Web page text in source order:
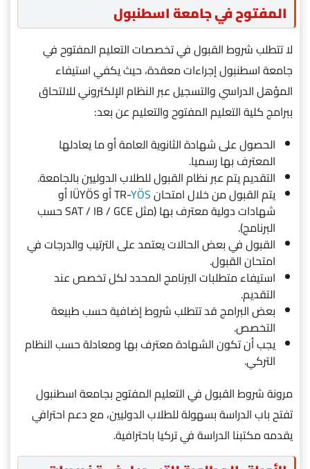
المفتوح في جامعة اسطنبول
لا تتطلب شروط القبول في تخصصات التعليم المفتوح في
جامعة اسطنبول إجراءات معقدة، حيث يكفي استيفاء
المؤهل الدراسي والتسجيل عبر النظام الإلكتروني للالتحاق
ببرامج كلية التعليم المفتوح والتعليم عن بعد:
الحصول على شهادة الثانوية العامة أو ما يعادلها
المعترف بها رسميا.
التقديم يتم عبر نظام القبول للطلاب الدوليين بالجامعة.
يتم القبول من خلال امتحان TR-YÖS
أو IÜYÖS أو
شهادات دولية معترف بها (مثل SAT / IB / GCE حسب
البرنامج).
القبول في بعض الحالات يعتمد على الترتيب والدرجات في
امتحان القبول.
استيفاء متطلبات البرنامج المحدد لكل تخصص عند
التقديم.
بعض البرامج قد تتطلب شروط إضافية حسب طبيعة
التخصص.
يجب أن تكون الشهادة معترف بها ومعادلة حسب النظام
التركي.
مرونة شروط القبول في التعليم المفتوح بجامعة اسطنبول
تفتح باب الدراسة بسهولة للطلاب الدوليين، مع دعم احترافي
يقدمه مكتبنا الدراسة في تركيا باحترافية.